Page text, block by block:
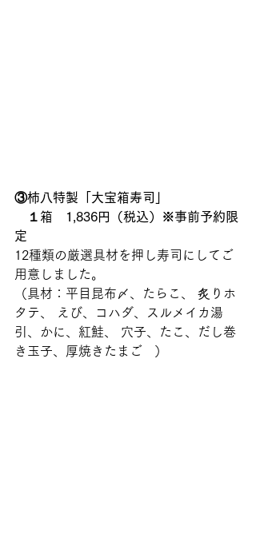
③柿八特製「大宝箱寿司」
１箱　1,836円（税込）※事前予約限
定
12種類の厳選具材を押し寿司にしてご
用意しました。
（具材：平目昆布〆、たらこ、 炙りホ
タテ、 えび、コハダ、スルメイカ湯
引、かに、紅鮭、 穴子、たこ、だし巻
き玉子、厚焼きたまご   ）